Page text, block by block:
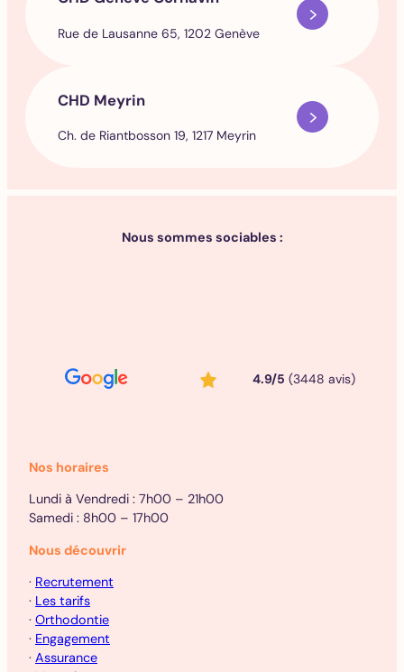
Rue de Lausanne 65, 1202 Genève
CHD Meyrin
Ch. de Riantbosson 19, 1217 Meyrin
Nous sommes sociables :
4.9/5 (3448 avis)
Nos horaires
Lundi à Vendredi : 7h00 – 21h00
Samedi : 8h00 – 17h00
Nous découvrir
· Recrutement
· Les tarifs
· Orthodontie
· Engagement
· Assurance